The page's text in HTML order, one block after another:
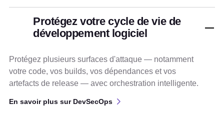
Protégez votre cycle de vie de
développement logiciel
Protégez plusieurs surfaces d'attaque — notamment
votre code, vos builds, vos dépendances et vos
artefacts de release — avec orchestration intelligente.
En savoir plus sur DevSecOps